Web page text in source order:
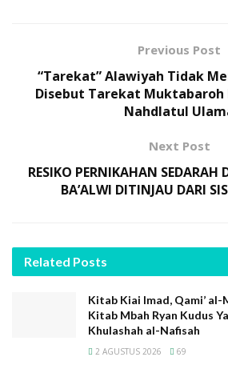
Tipikal perilaku orang-orang licik
dapat menyaksikannya dari pola
mereka.
dari Klan Habib Baalwi bahwa
mengajarkan dan menyebarkan
oleh kebaikan dan ketulusan
Namun, menurut penulis tidak
kebencian itu sendiri hingga
menajis-najiskan kebencian, anti
olah meletakkan suatu kepastian
Previous Post
“Tarekat” Alawiyah Tidak
Disebut Tarekat Muktabaroh
Nahdlatul
Next Post
RESIKO PERNIKAHAN SEDARAH
BA’ALWI DITINJAU DARI
Related Posts
Kitab Kiai Imad, Qami’ al-
Kitab Mbah Ryan Kudus
Khulashah al-Nafisah
2 AGUSTUS 2026 69